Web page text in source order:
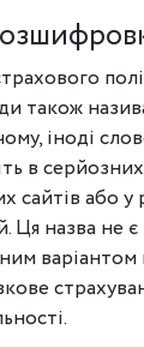
також
іноді
в
сайтів або
Ця назва не
варіантом